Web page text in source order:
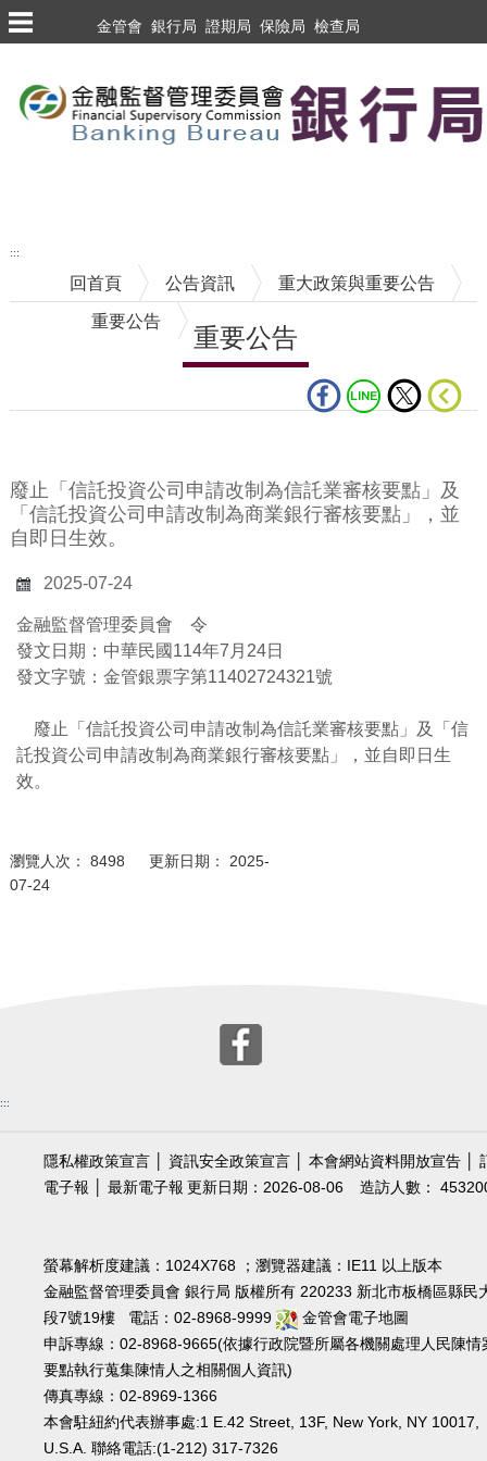
跳到主要內容區塊
金管會 銀行局 證期局 保險局 檢查局
:::
回首頁 公告資訊 重大政策與重要公告
重要公告
重要公告
廢止「信託投資公司申請改制為信託業審核要點」及
「信託投資公司申請改制為商業銀行審核要點」，並
自即日生效。
2025-07-24
金融監督管理委員會 令
發文日期：中華民國114年7月24日
發文字號：金管銀票字第11402724321號
廢止「信託投資公司申請改制為信託業審核要點」及「信
託投資公司申請改制為商業銀行審核要點」，並自即日生
效。
瀏覽人次： 8498 更新日期： 2025-
07-24
:::
隱私權政策宣言 資訊安全政策宣言 本會網站資料開放宣告
電子報
最新電子報 造訪人數：
更新日期：2026-08-06
螢幕解析度建議：1024X768 ；瀏覽器建議：IE11 以上版本
金融監督管理委員會 銀行局 版權所有 220233 新北市板橋區縣民
段7號19樓 電話：02-8968-9999
金管會電子地圖
申訴專線：02-8968-9665(依據行政院暨所屬各機關處理人民陳情
要點執行蒐集陳情人之相關個人資訊)
傳真專線：02-8969-1366
本會駐紐約代表辦事處:1 E.42 Street, 13F, New York, NY 10017,
U.S.A. 聯絡電話:(1-212) 317-7326